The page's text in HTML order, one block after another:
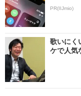
PR(IIJmio)
歌いにく
ケで人気